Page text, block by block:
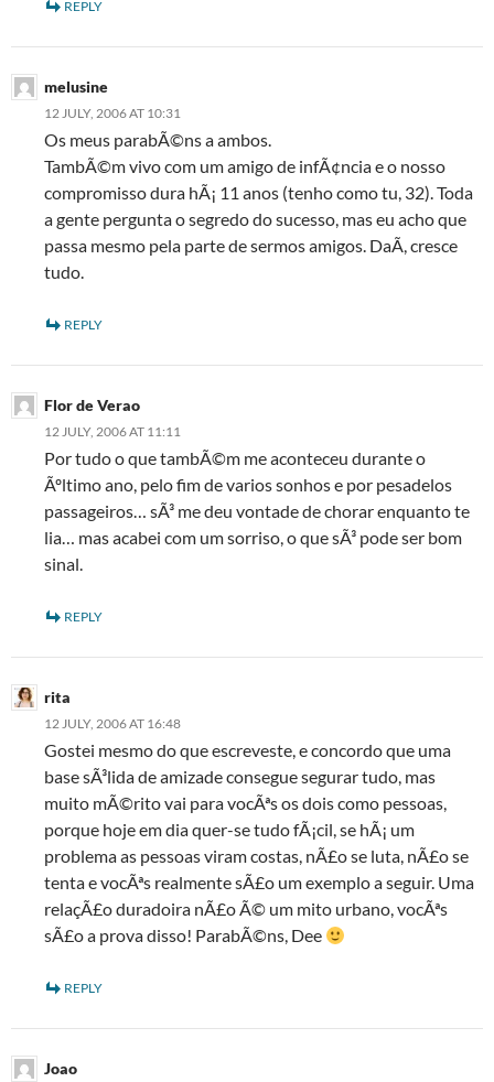
REPLY
melusine
12 JULY, 2006 AT 10:31
Os meus parabÃ©ns a ambos.
TambÃ©m vivo com um amigo de infÃ¢ncia e o nosso
compromisso dura hÃ¡ 11 anos (tenho como tu, 32). Toda
a gente pergunta o segredo do sucesso, mas eu acho que
passa mesmo pela parte de sermos amigos. DaÃ­, cresce
tudo.
REPLY
Flor de Verao
12 JULY, 2006 AT 11:11
Por tudo o que tambÃ©m me aconteceu durante o
Ãºltimo ano, pelo fim de varios sonhos e por pesadelos
passageiros… sÃ³ me deu vontade de chorar enquanto te
lia… mas acabei com um sorriso, o que sÃ³ pode ser bom
sinal.
REPLY
rita
12 JULY, 2006 AT 16:48
Gostei mesmo do que escreveste, e concordo que uma
base sÃ³lida de amizade consegue segurar tudo, mas
muito mÃ©rito vai para vocÃªs os dois como pessoas,
porque hoje em dia quer-se tudo fÃ¡cil, se hÃ¡ um
problema as pessoas viram costas, nÃ£o se luta, nÃ£o se
tenta e vocÃªs realmente sÃ£o um exemplo a seguir. Uma
relaçÃ£o duradoira nÃ£o Ã© um mito urbano, vocÃªs
sÃ£o a prova disso! ParabÃ©ns, Dee
REPLY
Joao